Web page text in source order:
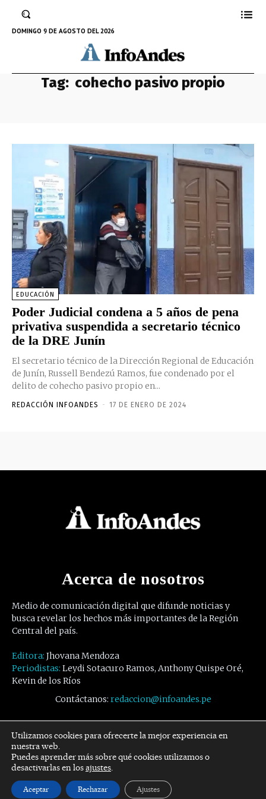
DOMINGO 9 DE AGOSTO DEL 2026
Tag: cohecho pasivo propio
EDUCACIÓN
Poder Judicial condena a 5 años de pena
privativa suspendida a secretario técnico
de la DRE Junín
El secretario técnico de la Dirección Regional de Educación
de Junín, Russell Bendezú Ramos, fue condenado por el
delito de cohecho pasivo propio en...
REDACCIÓN INFOANDES - 17 DE ENERO DE 2024
Acerca de nosotros
Medio de comunicación digital que difunde noticias y
busca revelar los hechos más importantes de la Región
Central del país.
Editora: Jhovana Mendoza
Periodistas: Leydi Sotacuro Ramos, Anthony Quispe Oré,
Kevin de los Ríos
Contáctanos: redaccion@infoandes.pe
Síguenos
Facebook Twitter Youtube
Utilizamos cookies para ofrecerte la mejor experiencia en
nuestra web.
Puedes aprender más sobre qué cookies utilizamos o
desactivarlas en losajustes.
Aceptar Rechazar Ajustes